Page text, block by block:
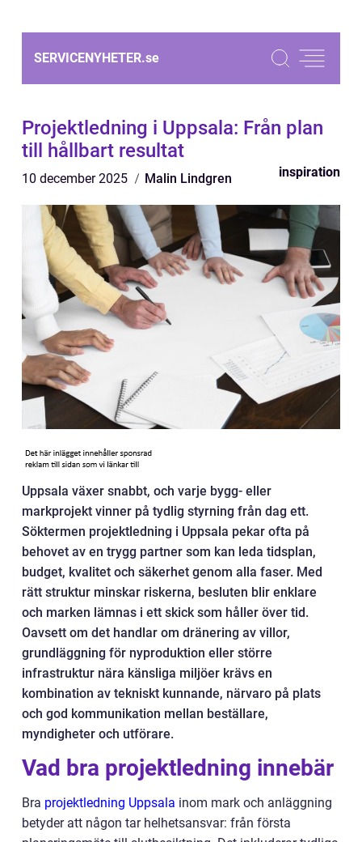
SERVICENYHETER.se
Projektledning i Uppsala: Från plan
till hållbart resultat
10 december 2025 Malin Lindgren inspiration
Uppsala växer snabbt, och varje bygg- eller
markprojekt vinner på tydlig styrning från dag ett.
Söktermen projektledning i Uppsala pekar ofta på
behovet av en trygg partner som kan leda tidsplan,
budget, kvalitet och säkerhet genom alla faser. Med
rätt struktur minskar riskerna, besluten blir enklare
och marken lämnas i ett skick som håller över tid.
Oavsett om det handlar om dränering av villor,
grundläggning för nyproduktion eller större
infrastruktur nära känsliga miljöer krävs en
kombination av tekniskt kunnande, närvaro på plats
och god kommunikation mellan beställare,
myndigheter och utförare.
Vad bra projektledning innebär
Bra projektledning Uppsala inom mark och anläggning
betyder att någon tar helhetsansvar: från första